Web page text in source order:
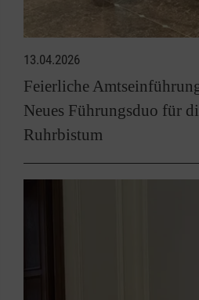
13.04.2026
Feierliche
Neues Führungsduo für
Ruhrbistum